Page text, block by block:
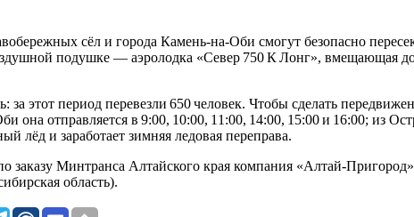
сёл и города Камень‑на‑Оби смогут безопасно
подушке — аэролодка «Север 750 К Лонг», вмещающая
этот период перевезли 650 человек. Чтобы сделать
она отправляется в 9:00, 10:00, 11:00, 14:00, 15:00 и 16:00; из
лёд и заработает зимняя ледовая переправа.
Минтранса Алтайского края компания
область).